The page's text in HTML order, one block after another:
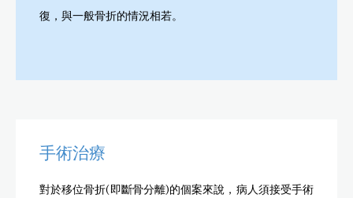
復，與一般骨折的情況相若。
手術治療
對於移位骨折(即斷骨分離)的個案來說，病人須接受手術